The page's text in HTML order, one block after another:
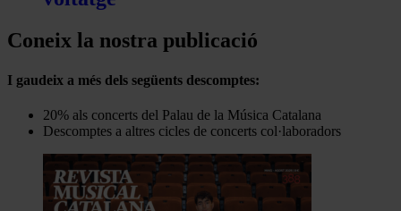
Coneix la nostra publicació
I gaudeix a més dels següents descomptes:
20% als concerts del Palau de la Música Catalana
Descomptes a altres cicles de concerts col·laboradors